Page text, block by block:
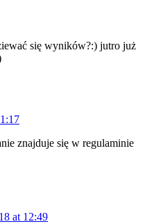
się wyników?:) jutro już
znajduje się w regulaminie
at 12:49